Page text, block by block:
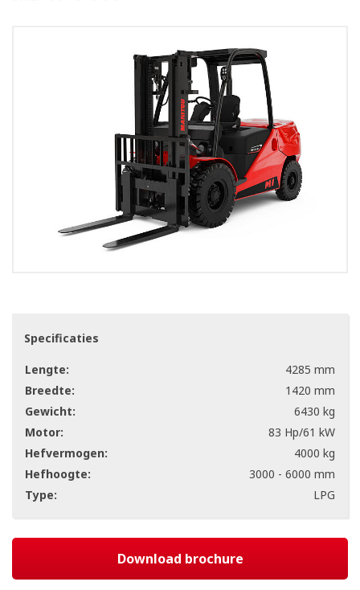
Specificaties
Lengte:
4285 mm
Breedte:
1420 mm
Gewicht:
6430 kg
Motor:
83 Hp/61 kW
Hefvermogen:
4000 kg
Hefhoogte:
3000 - 6000 mm
Type:
LPG
Download brochure